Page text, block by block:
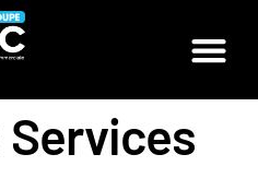
Services